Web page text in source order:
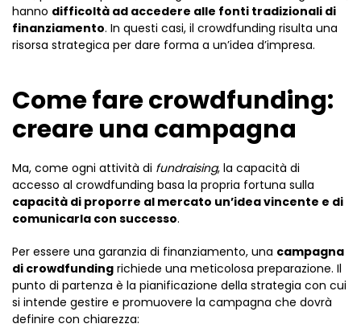
hanno difficoltà ad accedere alle fonti tradizionali di
finanziamento. In questi casi, il crowdfunding risulta una
risorsa strategica per dare forma a un’idea d’impresa.
Come fare crowdfunding:
creare una campagna
Ma, come ogni attività di fundraising, la capacità di
accesso al crowdfunding basa la propria fortuna sulla
capacità di proporre al mercato un’idea vincente e di
comunicarla con successo.
Per essere una garanzia di finanziamento, una campagna
di crowdfunding richiede una meticolosa preparazione. Il
punto di partenza è la pianificazione della strategia con cui
si intende gestire e promuovere la campagna che dovrà
definire con chiarezza: